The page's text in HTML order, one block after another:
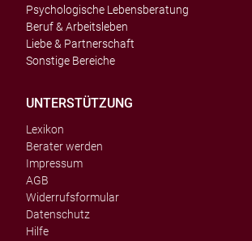
Psychologische Lebensberatung
Beruf & Arbeitsleben
Liebe & Partnerschaft
Sonstige Bereiche
UNTERSTÜTZUNG
Lexikon
Berater werden
Impressum
AGB
Widerrufsformular
Datenschutz
Hilfe